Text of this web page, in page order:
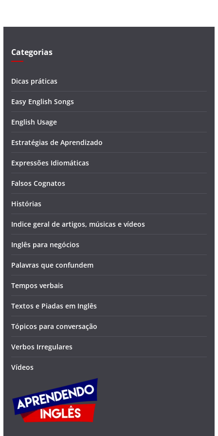
Categorias
Dicas práticas
Easy English Songs
English Usage
Estratégias de Aprendizado
Expressões Idiomáticas
Falsos Cognatos
Histórias
Indice geral de artigos, músicas e vídeos
Inglês para negócios
Palavras que confundem
Tempos verbais
Textos e Piadas em Inglês
Tópicos para conversação
Verbos Irregulares
Vídeos